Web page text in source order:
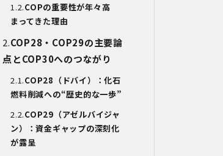
利用目的
・お問い合わせ対応の品質向上及びお問
い合わせ内容等の正確な把握のため
社サービス「環境価値創出支援」「環境
価値売買」「脱炭素コンサルティング」
開発を行うため
・統計資料の作成のため
COPの重要性が年々高
まってきた理由
COP28・ COP29の主要論
点とCOP30へのつながり
COP28（ドバイ）：化石
燃料削減への“歴史的な一歩”
COP29（アゼルバイジャ
ン）：資金ギャップの深刻化
が露呈